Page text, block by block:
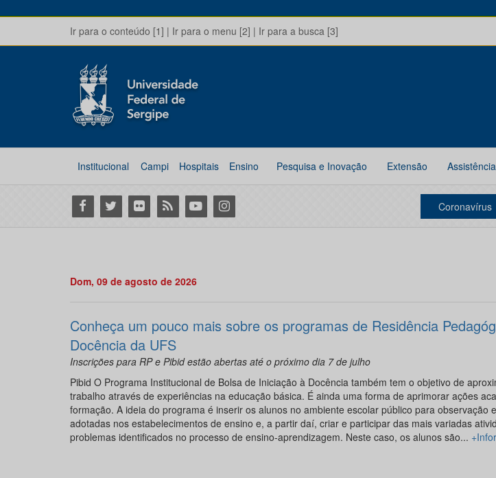
Ir para o conteúdo [1] | Ir para o menu [2] | Ir para a busca [3]
Institucional Campi Hospitais Ensino Pesquisa e Inovação Extensão
Facebook
Twitter Flickr RSS YoutubeInstagram Coronavírus
Dom, 09 de agosto de 2026
Conheça um pouco mais sobre os programas de Residência
Docência da UFS
Inscrições para RP e Pibid estão abertas até o próximo dia 7 de julho
Pibid O Programa Institucional de Bolsa de Iniciação à Docência também tem o objetivo de
trabalho através de experiências na educação básica. É ainda uma forma de aprimorar ações
formação. A ideia do programa é inserir os alunos no ambiente escolar público para observação
adotadas nos estabelecimentos de ensino e, a partir daí, criar e participar das mais variadas
problemas identificados no processo de ensino-aprendizagem. Neste caso, os alunos são...